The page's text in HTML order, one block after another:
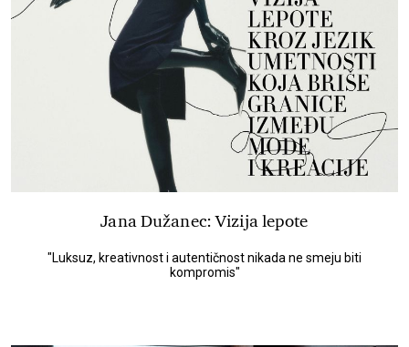
Jana Dužanec: Vizija lepote
"Luksuz, kreativnost i autentičnost nikada ne smeju biti
kompromis"